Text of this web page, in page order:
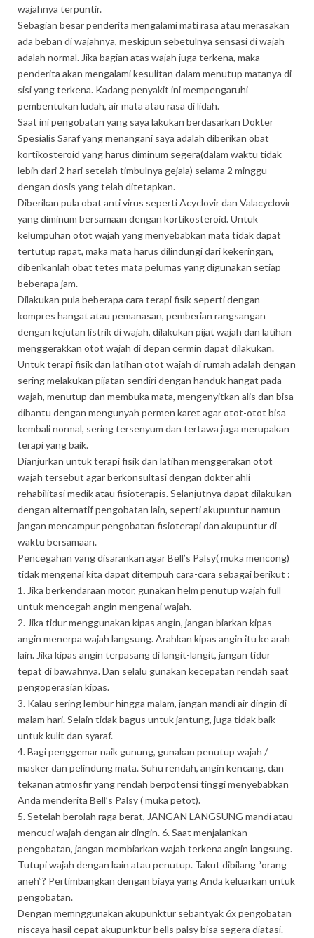
wajahnya terpuntir.
Sebagian besar penderita mengalami mati rasa atau merasakan
ada beban di wajahnya, meskipun sebetulnya sensasi di wajah
adalah normal. Jika bagian atas wajah juga terkena, maka
penderita akan mengalami kesulitan dalam menutup matanya di
sisi yang terkena. Kadang penyakit ini mempengaruhi
pembentukan ludah, air mata atau rasa di lidah.
Saat ini pengobatan yang saya lakukan berdasarkan Dokter
Spesialis Saraf yang menangani saya adalah diberikan obat
kortikosteroid yang harus diminum segera(dalam waktu tidak
lebih dari 2 hari setelah timbulnya gejala) selama 2 minggu
dengan dosis yang telah ditetapkan.
Diberikan pula obat anti virus seperti Acyclovir dan Valacyclovir
yang diminum bersamaan dengan kortikosteroid. Untuk
kelumpuhan otot wajah yang menyebabkan mata tidak dapat
tertutup rapat, maka mata harus dilindungi dari kekeringan,
diberikanlah obat tetes mata pelumas yang digunakan setiap
beberapa jam.
Dilakukan pula beberapa cara terapi fisik seperti dengan
kompres hangat atau pemanasan, pemberian rangsangan
dengan kejutan listrik di wajah, dilakukan pijat wajah dan latihan
menggerakkan otot wajah di depan cermin dapat dilakukan.
Untuk terapi fisik dan latihan otot wajah di rumah adalah dengan
sering melakukan pijatan sendiri dengan handuk hangat pada
wajah, menutup dan membuka mata, mengenyitkan alis dan bisa
dibantu dengan mengunyah permen karet agar otot-otot bisa
kembali normal, sering tersenyum dan tertawa juga merupakan
terapi yang baik.
Dianjurkan untuk terapi fisik dan latihan menggerakan otot
wajah tersebut agar berkonsultasi dengan dokter ahli
rehabilitasi medik atau fisioterapis. Selanjutnya dapat dilakukan
dengan alternatif pengobatan lain, seperti akupuntur namun
jangan mencampur pengobatan fisioterapi dan akupuntur di
waktu bersamaan.
Pencegahan yang disarankan agar Bell’s Palsy( muka mencong)
tidak mengenai kita dapat ditempuh cara-cara sebagai berikut :
1. Jika berkendaraan motor, gunakan helm penutup wajah full
untuk mencegah angin mengenai wajah.
2. Jika tidur menggunakan kipas angin, jangan biarkan kipas
angin menerpa wajah langsung. Arahkan kipas angin itu ke arah
lain. Jika kipas angin terpasang di langit-langit, jangan tidur
tepat di bawahnya. Dan selalu gunakan kecepatan rendah saat
pengoperasian kipas.
3. Kalau sering lembur hingga malam, jangan mandi air dingin di
malam hari. Selain tidak bagus untuk jantung, juga tidak baik
untuk kulit dan syaraf.
4. Bagi penggemar naik gunung, gunakan penutup wajah /
masker dan pelindung mata. Suhu rendah, angin kencang, dan
tekanan atmosfir yang rendah berpotensi tinggi menyebabkan
Anda menderita Bell’s Palsy ( muka petot).
5. Setelah berolah raga berat, JANGAN LANGSUNG mandi atau
mencuci wajah dengan air dingin. 6. Saat menjalankan
pengobatan, jangan membiarkan wajah terkena angin langsung.
Tutupi wajah dengan kain atau penutup. Takut dibilang “orang
aneh”? Pertimbangkan dengan biaya yang Anda keluarkan untuk
pengobatan.
Dengan memnggunakan akupunktur sebantyak 6x pengobatan
niscaya hasil cepat akupunktur bells palsy bisa segera diatasi.